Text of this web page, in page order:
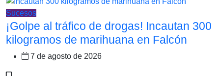
Sucesos
¡Golpe al tráfico de drogas! Incautan 300
kilogramos de marihuana en Falcón
7 de agosto de 2026